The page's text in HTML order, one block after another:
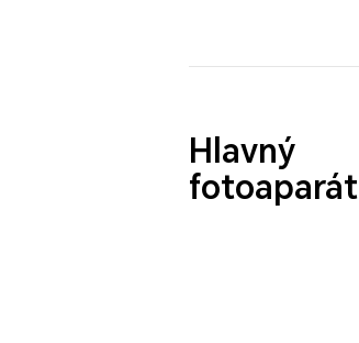
Hlavný
fotoaparát